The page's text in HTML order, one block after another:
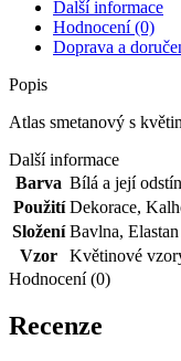
Další informace
Hodnocení (0)
Doprava a
Popis
Atlas smetanový s
Další informace
Barva Bílá a její
Použití Dekorace,
Složení Bavlna, Elastan
Vzor
Květinové
Hodnocení (0)
Recenze